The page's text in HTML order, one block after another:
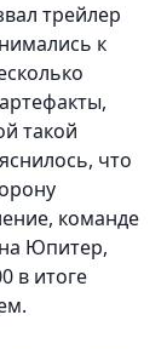
трейлер
к
такой
что
команде
Юпитер,
в итоге